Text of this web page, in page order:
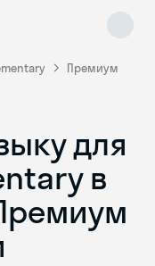
Премиум
для
в